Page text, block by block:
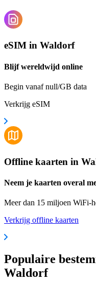
eSIM in Waldorf
Blijf wereldwijd online
Begin vanaf null/GB data
Verkrijg eSIM
Offline kaarten in
Neem je kaarten overal
Meer dan 15 miljoen WiFi-
Verkrijg offline kaarten
Populaire
Waldorf